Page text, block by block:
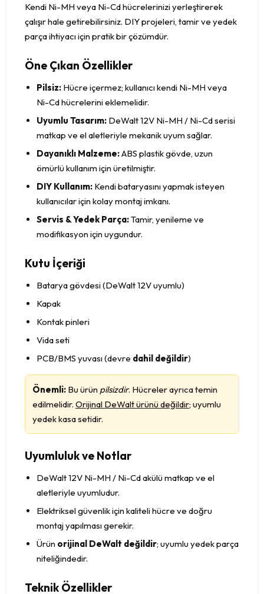
Kendi Ni-MH veya Ni-Cd hücrelerinizi yerleştirerek
çalışır hale getirebilirsiniz. DIY projeleri, tamir ve yedek
parça ihtiyacı için pratik bir çözümdür.
Öne Çıkan Özellikler
Pilsiz: Hücre içermez; kullanıcı kendi Ni-MH veya
Ni-Cd hücrelerini eklemelidir.
Uyumlu Tasarım: DeWalt 12V Ni-MH / Ni-Cd serisi
matkap ve el aletleriyle mekanik uyum sağlar.
Dayanıklı Malzeme:ABS plastik gövde, uzun
ömürlü kullanım için üretilmiştir.
DIY Kullanım: Kendi bataryasını yapmak isteyen
kullanıcılar için kolay montaj imkanı.
Servis & Yedek Parça:Tamir, yenileme ve
modifikasyon için uygundur.
Kutu İçeriği
Batarya gövdesi (DeWalt 12V uyumlu)
Kapak
Kontak pinleri
Vida seti
PCB/BMS yuvası (devre dahil değildir)
Önemli: Bu ürün pilsizdir. Hücreler ayrıca temin
edilmelidir. Orijinal DeWalt ürünü değildir; uyumlu
yedek kasa setidir.
Uyumluluk ve Notlar
DeWalt 12V Ni-MH / Ni-Cd akülü matkap ve el
aletleriyle uyumludur.
Elektriksel güvenlik için kaliteli hücre ve doğru
montaj yapılması gerekir.
Ürün orijinal DeWalt değildir; uyumlu yedek parça
niteliğindedir.
Teknik Özellikler